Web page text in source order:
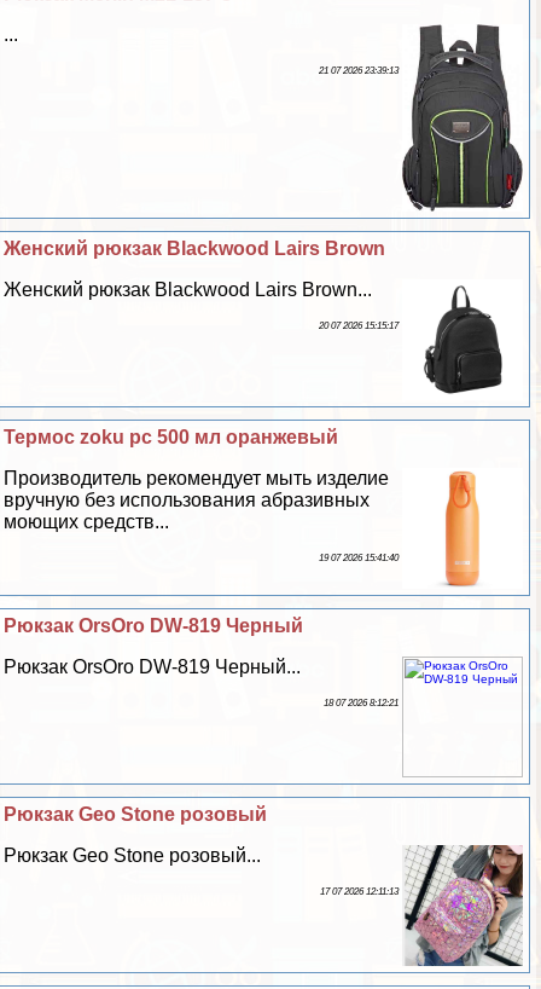
...
21 07 2026 23:39:13
Женский рюкзак Blackwood Lairs Brown
Женский рюкзак Blackwood Lairs Brown...
20 07 2026 15:15:17
Термос zoku pc 500 мл оранжевый
Производитель рекомендует мыть изделие
вручную без использования абразивных
моющих средств...
19 07 2026 15:41:40
Рюкзак OrsOro DW-819 Черный
Рюкзак OrsOro DW-819 Черный...
18 07 2026 8:12:21
Рюкзак Geo Stone розовый
Рюкзак Geo Stone розовый...
17 07 2026 12:11:13